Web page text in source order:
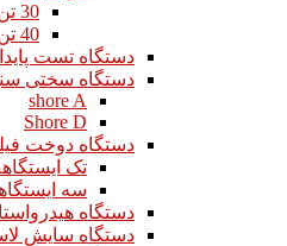
30 تن
40 تن
دستگاه تست
دستگاه سختی
shore A
Shore D
دستگاه دوخت
تک
سه
دستگاه
دستگاه سایش